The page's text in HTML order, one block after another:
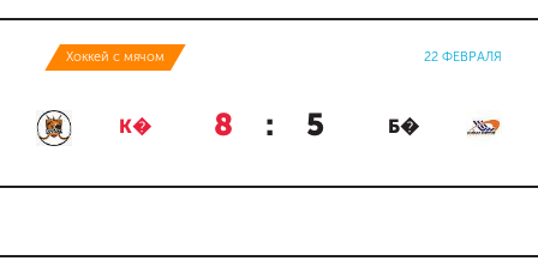
Хоккей с мячом 22 ФЕВРАЛЯ
К� 8 : 5 Б�